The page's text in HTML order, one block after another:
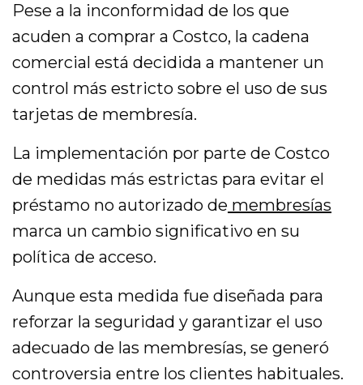
Pese a la inconformidad de los que
acuden a comprar a Costco, la cadena
comercial está decidida a mantener un
control más estricto sobre el uso de sus
tarjetas de membresía.
La implementación por parte de Costco
de medidas más estrictas para evitar el
préstamo no autorizado de membresías
marca un cambio significativo en su
política de acceso.
Aunque esta medida fue diseñada para
reforzar la seguridad y garantizar el uso
adecuado de las membresías, se generó
controversia entre los clientes habituales.